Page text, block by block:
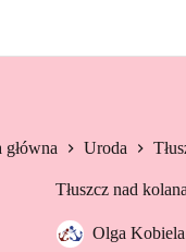
główna Uroda
Tłuszcz nad
Olga Kobiela